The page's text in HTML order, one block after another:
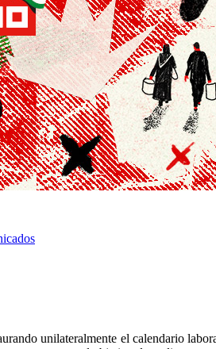
unilateralmente el calendario